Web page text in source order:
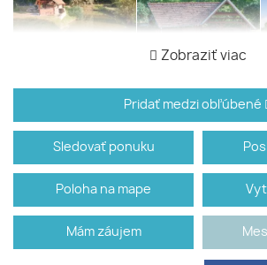
Zobraziť viac
Pridať medzi obľúbené
Sledovať ponuku
Poloha na mape
Mám záujem